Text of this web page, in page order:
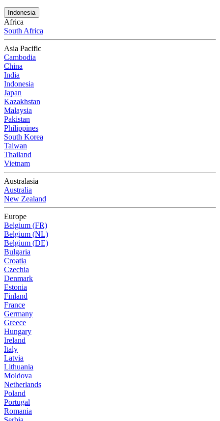
Indonesia
Africa
South Africa
Asia Pacific
Cambodia
China
India
Indonesia
Japan
Kazakhstan
Malaysia
Pakistan
Philippines
South Korea
Taiwan
Thailand
Vietnam
Australasia
Australia
New Zealand
Europe
Belgium (FR)
Belgium (NL)
Belgium (DE)
Bulgaria
Croatia
Czechia
Denmark
Estonia
Finland
France
Germany
Greece
Hungary
Ireland
Italy
Latvia
Lithuania
Moldova
Netherlands
Poland
Portugal
Romania